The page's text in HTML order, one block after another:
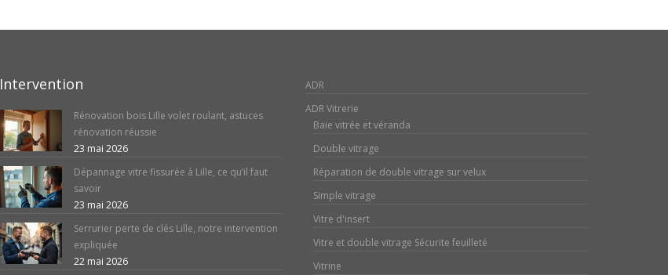
Intervention
Rénovation bois Lille volet roulant, astuces
rénovation réussie
23 mai 2026
Dépannage vitre fissurée à Lille, ce qu’il faut
savoir
23 mai 2026
Serrurier perte de clés Lille, notre intervention
expliquée
22 mai 2026
ADR
ADR Vitrerie
Baie vitrée et véranda
Double vitrage
Réparation de double vitrage sur velux
Simple vitrage
Vitre d'insert
Vitre et double vitrage Sécurite feuilleté
Vitrine